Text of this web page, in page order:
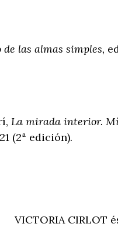
de las almas simples,
La mirada interior.
(2ª edición).
VICTORIA CIRLOT